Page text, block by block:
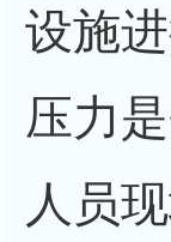
设施
压力
人员